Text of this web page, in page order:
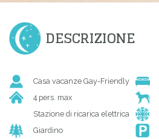
DESCRIZIONE
Casa vacanze Gay-Friendly
4 pers. max
Stazione di ricarica elettrica
Giardino